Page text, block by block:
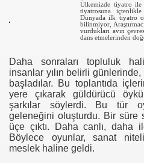
Ülkemizde tiyatro
tiyatrosuna
Dünyada ilk tiyatro
bilinmiyor,
vurdukları avın
dans etmelerinden
Daha sonraları topluluk
insanlar yılın belirli
başladılar.
Bu toplantıda
yere çıkarak güldürücü
şarkılar söylerdi. Bu tür
geleneğini oluşturdu. Bir süre
üçe çıktı. Daha canlı, daha
Böylece oyunlar, sanat
meslek haline geldi.